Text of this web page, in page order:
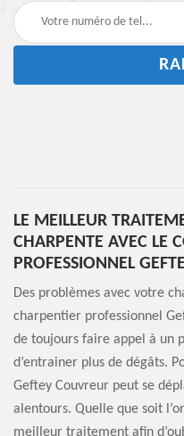
LE MEILLEUR
CHARPENTE AVEC LE
PROFESSIONNEL
Des problèmes avec votre
charpentier professionnel
de toujours faire appel à un
d’entrainer plus de dégâts.
Geftey Couvreur peut se
alentours. Quelle que soit
meilleur traitement afin